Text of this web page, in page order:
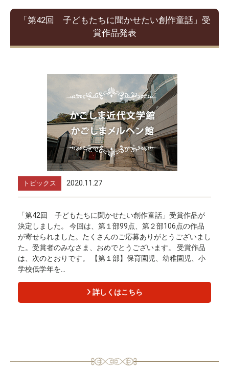
「第42回 子どもたちに聞かせたい創作童話」受
賞作品発表
トピックス 2020.11.27
「第42回 子どもたちに聞かせたい創作童話」受賞作品が
決定しました。 今回は、第１部99点、第２部106点の作品
が寄せられました。たくさんのご応募ありがとうございまし
た。受賞者のみなさま、おめでとうございます。 受賞作品
は、次のとおりです。 【第１部】保育園児、幼稚園児、小
学校低学年を...
詳しくはこちら